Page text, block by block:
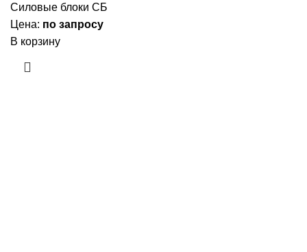
Силовые блоки СБ
Цена: по запросу
В корзину